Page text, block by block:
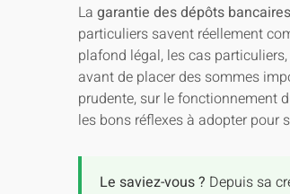
La garantie des dépôts bancaires
particuliers savent réellement
plafond légal, les cas
avant de placer des sommes
prudente, sur le fonctionnement
les bons réflexes à adopter pour
Le saviez-vous ? Depuis sa